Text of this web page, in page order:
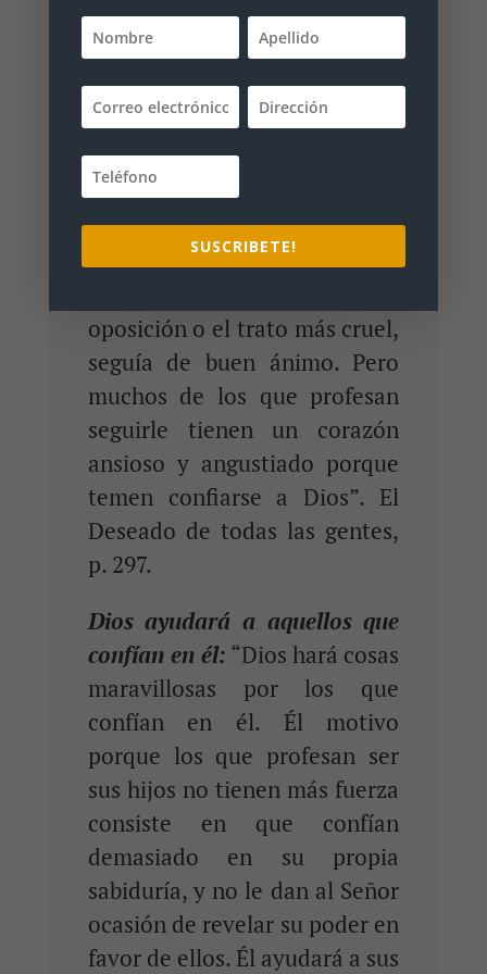
discernir lo futuro; pero Jesús
ve el fin desde el
principio….“En el corazón de
Cristo, donde reinaba perfecta
armonía con Dios, había
perfecta paz. Nunca le
halagaban los aplausos, ni le
deprimían las censuras o el
oposición o el trato más cruel,
seguía de buen ánimo. Pero
muchos de los que profesan
seguirle tienen un corazón
ansioso y angustiado porque
temen confiarse a Dios”. El
Deseado de todas las gentes,
p. 297.
Dios ayudará a aquellos que
confían en él: “Dios hará cosas
maravillosas por los que
confían en él. Él motivo
porque los que profesan ser
sus hijos no tienen más fuerza
consiste en que confían
demasiado en su propia
sabiduría, y no le dan al Señor
ocasión de revelar su poder en
favor de ellos. Él ayudará a sus
SUSCRIBETE!